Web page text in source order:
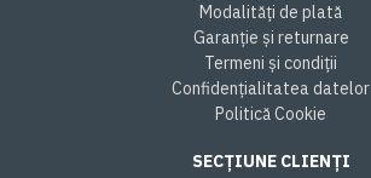
Modalități de plată
Garanție și returnare
Termeni și condiții
Confidențialitatea datelor
Politică Cookie
SECȚIUNE CLIENȚI